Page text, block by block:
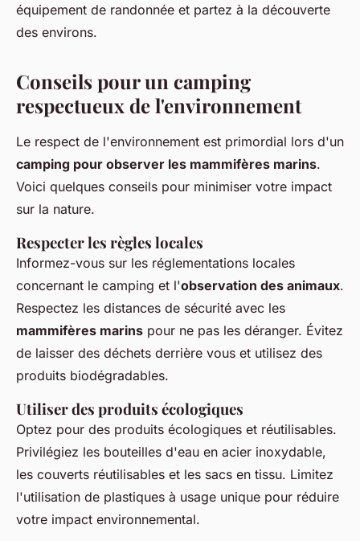
équipement de randonnée et partez à la découverte
des environs.
Conseils pour un camping
respectueux de l'environnement
Le respect de l'environnement est primordial lors d'un
camping pour observer les mammifères marins.
Voici quelques conseils pour minimiser votre impact
sur la nature.
Respecter les règles locales
Informez-vous sur les réglementations locales
concernant le camping et l'observation des animaux.
Respectez les distances de sécurité avec les
mammifères marins pour ne pas les déranger. Évitez
de laisser des déchets derrière vous et utilisez des
produits biodégradables.
Utiliser des produits écologiques
Optez pour des produits écologiques et réutilisables.
Privilégiez les bouteilles d'eau en acier inoxydable,
les couverts réutilisables et les sacs en tissu. Limitez
l'utilisation de plastiques à usage unique pour réduire
votre impact environnemental.